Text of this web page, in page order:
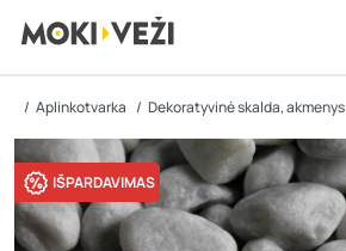
Aplinkotvarka Dekoratyvinė skalda, akmenys
IŠPARDAVIMAS